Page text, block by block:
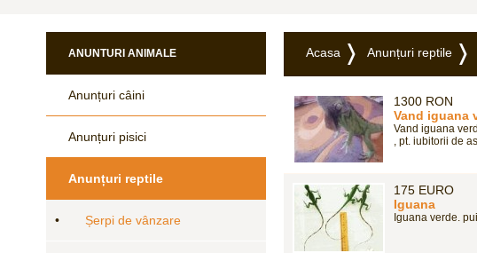
ANUNTURI ANIMALE
Anunțuri câini
Anunțuri pisici
Anunțuri reptile
• Șerpi de vânzare
Acasa Anunțuri reptile
1300 RON
Vand iguana
Vand iguana
, pt. iubitorii de
175 EURO
Iguana
Iguana verde.